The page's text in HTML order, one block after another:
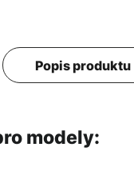
Popis produktu
modely: